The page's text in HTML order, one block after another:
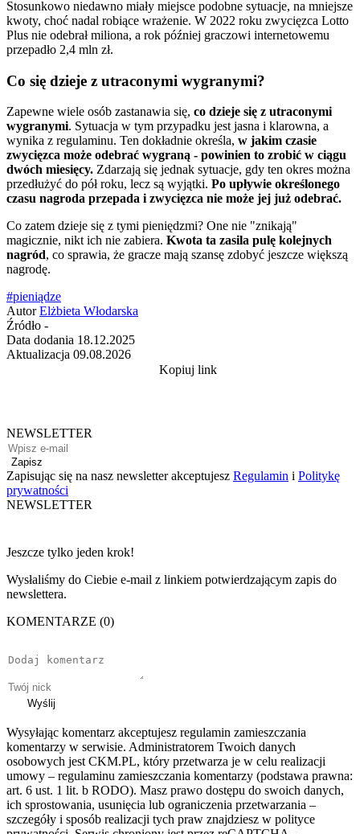
Stosunkowo niedawno miały miejsce podobne sytuacje, na mniejsze
kwoty, choć nadal robiące wrażenie. W 2022 roku zwycięzca Lotto
Plus nie odebrał miliona, a rok później graczowi internetowemu
przepadło 2,4 mln zł.
Co się dzieje z utraconymi wygranymi?
Zapewne wiele osób zastanawia się, co dzieje się z utraconymi
wygranymi. Sytuacja w tym przypadku jest jasna i klarowna, a
wynika z regulaminu. Ten dokładnie określa, w jakim czasie
zwycięzca może odebrać wygraną - powinien to zrobić w ciągu
dwóch miesięcy. Zdarzają się jednak sytuacje, gdy ten okres można
przedłużyć do pół roku, lecz są wyjątki. Po upływie określonego
czasu nagroda przepada i zwycięzca nie może jej już odebrać.
Co zatem dzieje się z tymi pieniędzmi? One nie "znikają"
magicznie, nikt ich nie zabiera. Kwota ta zasila pulę kolejnych
nagród, co sprawia, że gracze mają szansę zdobyć jeszcze większą
nagrodę.
#pieniądze
Autor Elżbieta Włodarska
Źródło -
Data dodania 18.12.2025
Aktualizacja 09.08.2026
Kopiuj link
NEWSLETTER
Zapisz
Zapisując się na nasz newsletter akceptujesz Regulamin i Politykę
prywatności
NEWSLETTER
Jeszcze tylko jeden krok!
Wysłaliśmy do Ciebie e-mail z linkiem potwierdzającym zapis do
newslettera.
KOMENTARZE (0)
Wyślij
Wysyłając komentarz akceptujesz regulamin zamieszczania
komentarzy w serwisie. Administratorem Twoich danych
osobowych jest CKM.PL, który przetwarza je w celu realizacji
umowy – regulaminu zamieszczania komentarzy (podstawa prawna:
art. 6 ust. 1 lit. b RODO). Masz prawo dostępu do swoich danych,
ich sprostowania, usunięcia lub ograniczenia przetwarzania –
szczegóły i sposób realizacji tych praw znajdziesz w polityce